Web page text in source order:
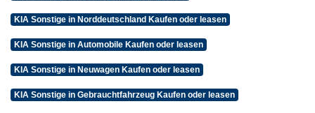
KIA Sonstige in Norddeutschland Kaufen oder leasen
KIA Sonstige in Automobile Kaufen oder leasen
KIA Sonstige in Neuwagen Kaufen oder leasen
KIA Sonstige in Gebrauchtfahrzeug Kaufen oder leasen